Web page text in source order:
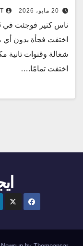
20 مايو، 2026
اختفت فجأة بدون أي
اختفت تمامًا.…